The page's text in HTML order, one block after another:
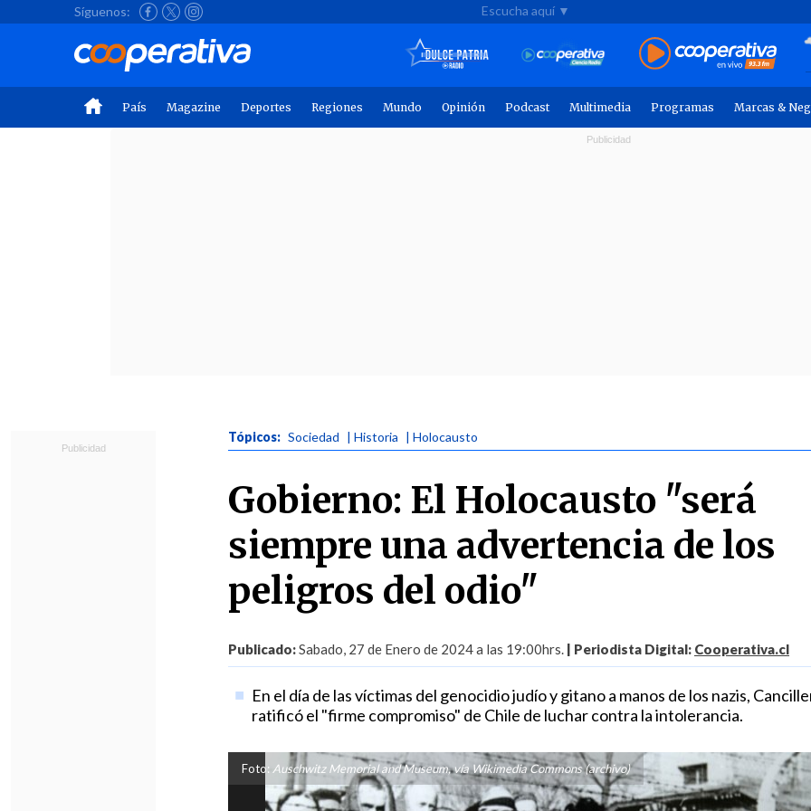
Síguenos: Escucha aquí ▼
País Magazine Deportes Regiones Mundo Opinión Podcast Multimedia Programas Marcas &
Tópicos: Sociedad | Historia | Holocausto
Gobierno: El Holocausto "será
siempre una advertencia de los
peligros del odio"
Publicado:Sabado, 27 de Enero de 2024 a las 19:00hrs. | Periodista Digital: Cooperativa.cl
En el día de las víctimas del genocidio judío y gitano a manos de los nazis,
ratificó el "firme compromiso" de Chile de luchar contra la intolerancia.
Foto: Auschwitz Memorial and Museum, vía Wikimedia Commons (archivo)